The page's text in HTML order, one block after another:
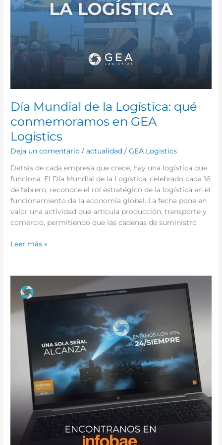
Día Mundial de la Logística: qué
conmemoramos en GEA
Logistics
Deja un comentario /actualidad /GEA Logistics
Detrás de cada empresa que crece, hay una logística que
funciona. El Día Mundial de la Logística, celebrado cada 16
de febrero, reconoce el rol estratégico de la logística en el
funcionamiento de la economía global. La fecha pone en
valor una actividad que articula producción, transporte y
comercio, permitiendo que las cadenas de suministro
Leer más »
Infobae!